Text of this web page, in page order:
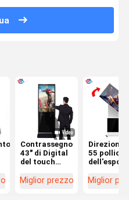
Contrassegno
43" di Digital
del touch
interazione
Miglior prezzo
Direzione
55 pollici
a chiave
Miglior